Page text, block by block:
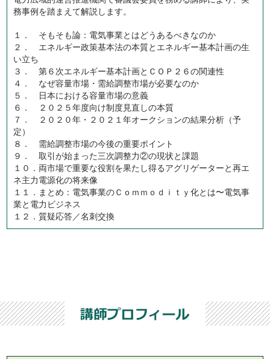
務事例を踏まえて解説します。
１． そもそも論：電気事業とはどうあるべきなのか
２． エネルギー政策基本法の本質とエネルギー基本計画の生
い立ち
３． 第６次エネルギー基本計画とＣＯＰ２６の関連性
４． なぜ容量市場・需給調整市場が必要なのか
５． 日本における容量市場の意義
６． ２０２５年度向け制度見直しの本質
７． ２０２０年・２０２１年オークションの結果分析（予
定）
８． 需給調整市場の今後の重要ポイント
９． 取引が始まった三次調整力②の現状と課題
１０．両市場で重要な役割を果たし得るアグリゲーターと再エ
ネ主力電源化の将来像
１１．まとめ：電気事業のＣｏｍｍｏｄｉｔｙ化とは〜電気事
業と電力ビジネス
１２．質疑応答／名刺交換